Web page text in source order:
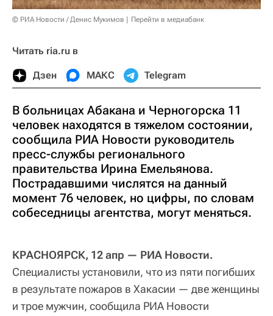
© РИА Новости / Денис Мукимов Перейти в медиабанк
Читать ria.ru в
Дзен МАКС Telegram
В больницах Абакана и Черногорска 11
человек находятся в тяжелом состоянии,
сообщила РИА Новости руководитель
пресс-службы регионального
правительства Ирина Емельянова.
Пострадавшими числятся на данный
момент 76 человек, но цифры, по словам
собеседницы агентства, могут меняться.
КРАСНОЯРСК, 12 апр — РИА Новости.
Специалисты установили, что из пяти погибших
в результате пожаров в Хакасии — две женщины
и трое мужчин, сообщила РИА Новости